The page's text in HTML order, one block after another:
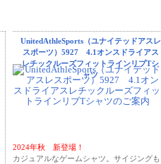
UnitedAthleSports（ユナイテッドアスレ
スポーツ）5927 4.1オンスドライアス
レチックルーズフィットラインリブTシ
ャツ
2024年秋 新登場！
カジュアルなゲームシャツ。サイジングも